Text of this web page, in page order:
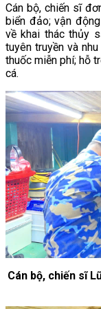
Cán bộ, chiến sĩ
biển đảo; vận
về khai thác thủy
tuyên truyền và
thuốc miễn phí; hỗ
cá.
Cán bộ, chiến sĩ